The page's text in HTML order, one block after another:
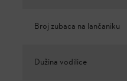
Broj zubaca na lančaniku
Dužina vodilice